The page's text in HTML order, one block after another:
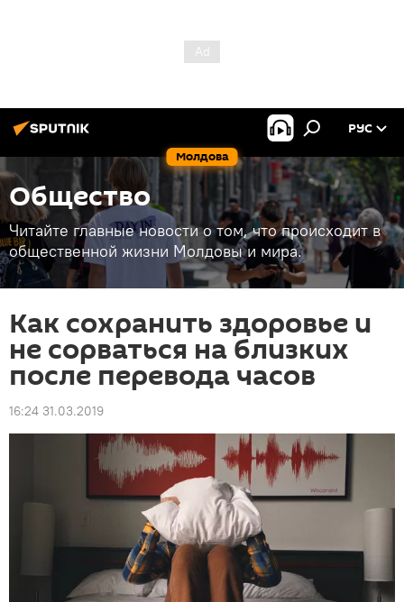
Молдова
РУС
Общество
Читайте главные новости о том, что происходит в
общественной жизни Молдовы и мира.
Как сохранить здоровье и
не сорваться на близких
после перевода часов
16:24 31.03.2019